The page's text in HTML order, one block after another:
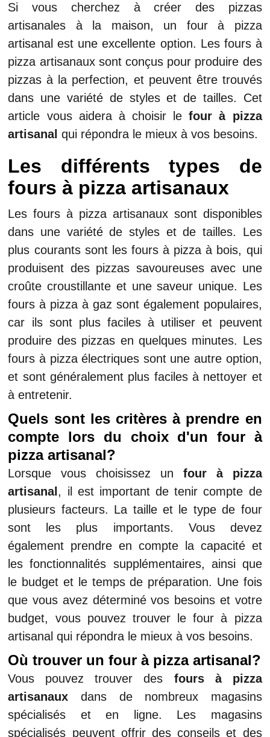
Si vous cherchez à créer des pizzas
artisanales à la maison, un four à pizza
artisanal est une excellente option. Les fours à
pizza artisanaux sont conçus pour produire des
pizzas à la perfection, et peuvent être trouvés
dans une variété de styles et de tailles. Cet
article vous aidera à choisir lefour à pizza
artisanal qui répondra le mieux à vos besoins.
Les différents types de
fours à pizza artisanaux
Les fours à pizza artisanaux sont disponibles
dans une variété de styles et de tailles. Les
plus courants sont les fours à pizza à bois, qui
produisent des pizzas savoureuses avec une
croûte croustillante et une saveur unique. Les
fours à pizza à gaz sont également populaires,
car ils sont plus faciles à utiliser et peuvent
produire des pizzas en quelques minutes. Les
fours à pizza électriques sont une autre option,
et sont généralement plus faciles à nettoyer et
à entretenir.
Quels sont les critères à prendre en
compte lors du choix d'un four à
pizza artisanal?
Lorsque vous choisissez un four à pizza
artisanal , il est important de tenir compte de
plusieurs facteurs. La taille et le type de four
sont les plus importants. Vous devez
également prendre en compte la capacité et
les fonctionnalités supplémentaires, ainsi que
le budget et le temps de préparation. Une fois
que vous avez déterminé vos besoins et votre
budget, vous pouvez trouver le four à pizza
artisanal qui répondra le mieux à vos besoins.
Où trouver un four à pizza artisanal?
Vous pouvez trouver des fours à pizza
artisanaux dans de nombreux magasins
spécialisés et en ligne. Les magasins
spécialisés peuvent offrir des conseils et des